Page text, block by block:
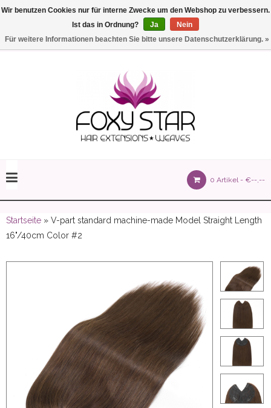
Einstellungen
0 Artikel - €--,--
150 gram)
20 inch | Luxe & Natuurlijk Volume
Startseite » V-part standard machine-made Model Straight Length
16"/40cm Color #2
Wir benutzen Cookies nur für interne Zwecke um den Webshop zu verbessern.
Ist das in Ordnung?
Ja
Nein
Für weitere Informationen beachten Sie bitte unsere Datenschutzerklärung. »